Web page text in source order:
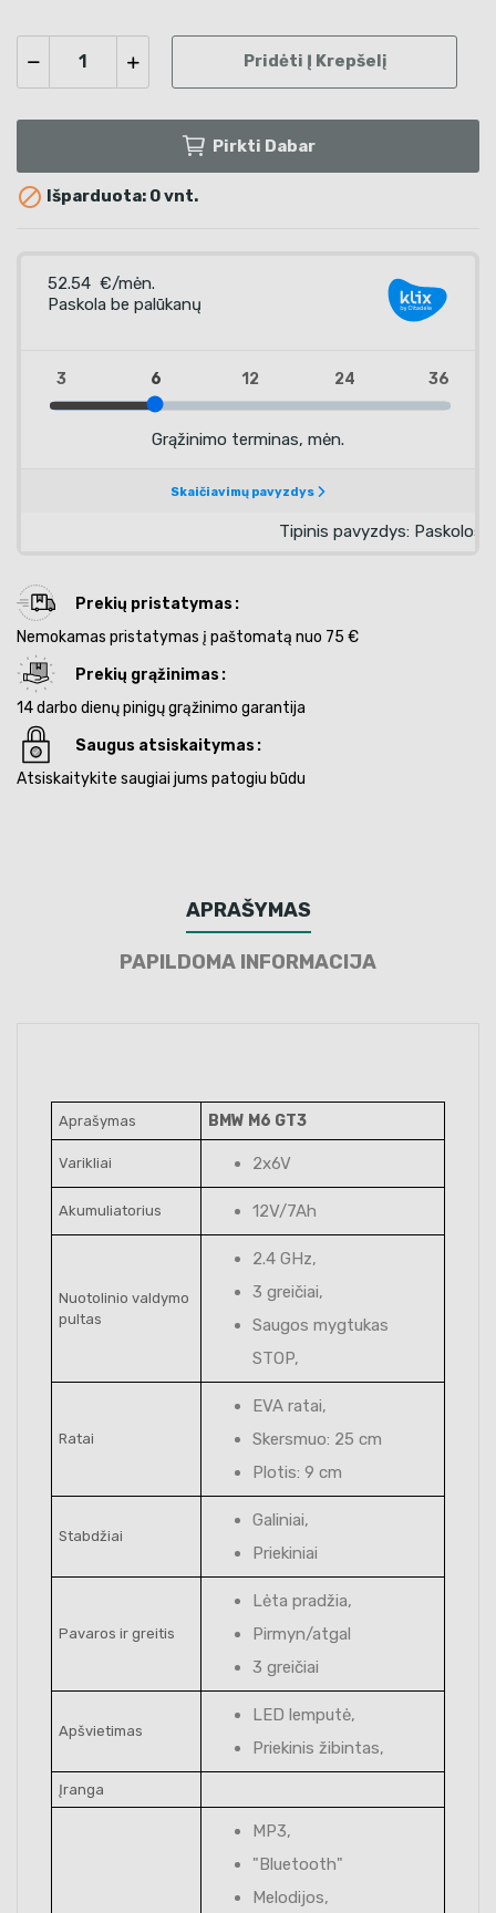
Pridėti Į Krepšelį
Pirkti Dabar
 Išparduota: 0 vnt.
Prekių pristatymas
Nemokamas pristatymas į paštomatą nuo 75 €
Prekių grąžinimas
14 darbo dienų pinigų grąžinimo garantija
Saugus atsiskaitymas
Atsiskaitykite saugiai jums patogiu būdu
APRAŠYMAS
PAPILDOMA INFORMACIJA
Aprašymas BMW M6 GT3
Varikliai 2x6V
Akumuliatorius 12V/7Ah
Nuotolinio valdymo
pultas
2.4 GHz,
3 greičiai,
Saugos mygtukas
STOP,
Ratai
EVA ratai,
Skersmuo: 25 cm
Plotis: 9 cm
Stabdžiai
Galiniai,
Priekiniai
Pavaros ir greitis
Lėta pradžia,
Pirmyn/atgal
3 greičiai
Apšvietimas
LED lemputė,
Priekinis žibintas,
Įranga
MP3,
"Bluetooth"
Melodijos,